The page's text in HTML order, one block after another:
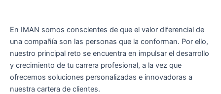
En IMAN somos conscientes de que el valor diferencial de
una compañía son las personas que la conforman. Por ello,
nuestro principal reto se encuentra en impulsar el desarrollo
y crecimiento de tu carrera profesional, a la vez que
ofrecemos soluciones personalizadas e innovadoras a
nuestra cartera de clientes.